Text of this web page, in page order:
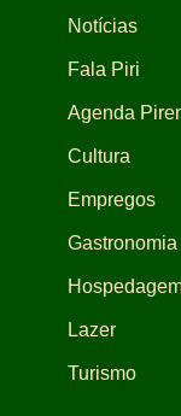
Notícias
Fala Piri
Agenda
Cultura
Empregos
Gastronomia
Lazer
Turismo